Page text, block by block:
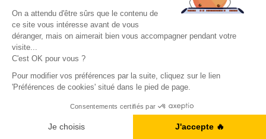
cookies sont éloignés (sur une assiette distincte),
donc on utilisethose.
That car over there is very expensive.→ La voiture
est éloignée (on dit "là-bas"), donc on utilise
Les photos sont proches ou accessibles
(physiquement ou émotionnellement), donc on
these.
I don’t agree with that statement.→Thatest
A1, B2, C1... Vous en êtes où ?
Je fais le test